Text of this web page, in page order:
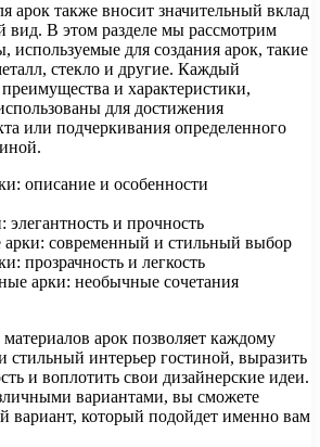
арок также вносит значительный вклад
вид. В этом разделе мы рассмотрим
используемые для создания арок, такие
стекло и другие. Каждый
и характеристики,
для достижения
или подчеркивания определенного
описание и особенности
и прочность
арки: современный и стильный выбор
прозрачность и легкость
арки: необычные сочетания
арок позволяет каждому
стильный интерьер гостиной, выразить
и воплотить свои дизайнерские идеи.
вариантами, вы сможете
вариант, который подойдет именно вам